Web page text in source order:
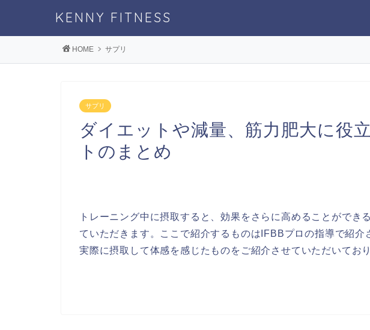
KENNY FITNESS
HOME サプリ
サプリ
ダイエットや減量、筋力肥大に役
トのまとめ
トレーニング中に摂取すると、効果をさらに高めることができ
ていただきます。ここで紹介するものはIFBBプロの指導で紹介
実際に摂取して体感を感じたものをご紹介させていただいており